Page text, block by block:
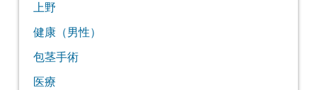
上野
健康（男性）
包茎手術
医療